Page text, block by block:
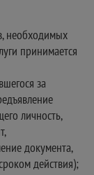
необходимых
принимается
за
личность,
документа,
действия);